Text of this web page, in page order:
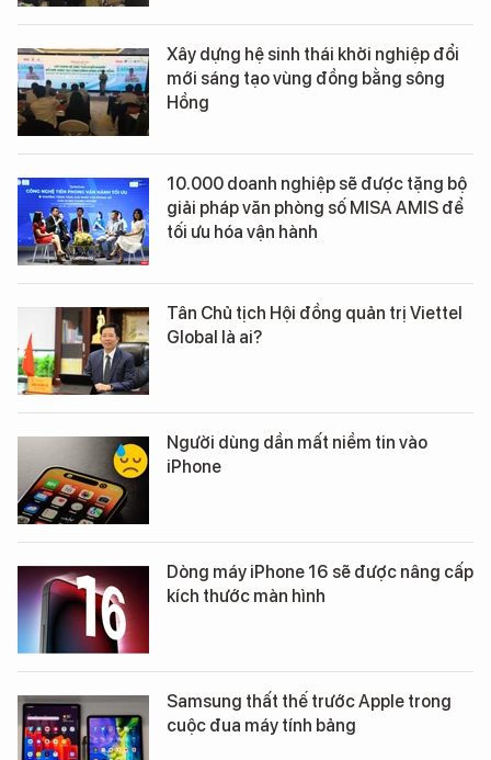
Xây dựng hệ sinh thái khởi nghiệp đổi
mới sáng tạo vùng đồng bằng sông
Hồng
10.000 doanh nghiệp sẽ được tặng bộ
giải pháp văn phòng số MISA AMIS để
tối ưu hóa vận hành
Tân Chủ tịch Hội đồng quản trị Viettel
Global là ai?
Người dùng dần mất niềm tin vào
iPhone
Dòng máy iPhone 16 sẽ được nâng cấp
kích thước màn hình
Samsung thất thế trước Apple trong
cuộc đua máy tính bảng